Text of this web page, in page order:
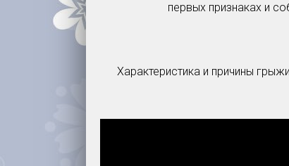
первых признаках и
Характеристика и причины